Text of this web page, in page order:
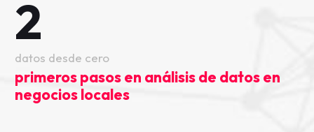
2
datos desde cero
primeros pasos en análisis de datos en
negocios locales